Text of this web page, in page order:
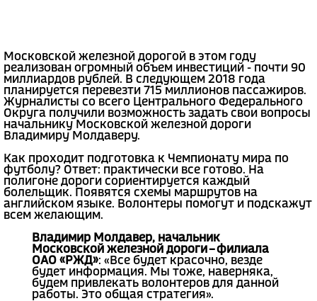
Московской железной дорогой в этом году
реализован огромный объем инвестиций - почти 90
миллиардов рублей. В следующем 2018 года
планируется перевезти 715 миллионов пассажиров.
Журналисты со всего Центрального Федерального
Округа получили возможность задать свои вопросы
начальнику Московской железной дороги
Владимиру Молдаверу.
Как проходит подготовка к Чемпионату мира по
футболу? Ответ: практически все готово. На
полигоне дороги сориентируется каждый
болельщик. Появятся схемы маршрутов на
английском языке. Волонтеры помогут и подскажут
всем желающим.
Владимир Молдавер, начальник
Московской железной дороги – филиала
ОАО «РЖД»: «Все будет красочно, везде
будет информация. Мы тоже, наверняка,
будем привлекать волонтеров для данной
работы. Это общая стратегия».